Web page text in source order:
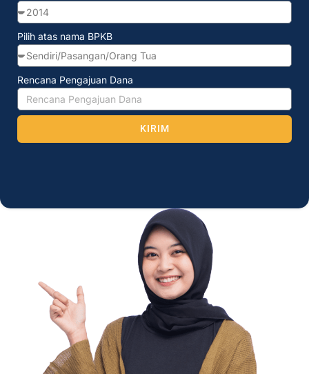
Pilih atas nama BPKB
Rencana Pengajuan Dana
KIRIM